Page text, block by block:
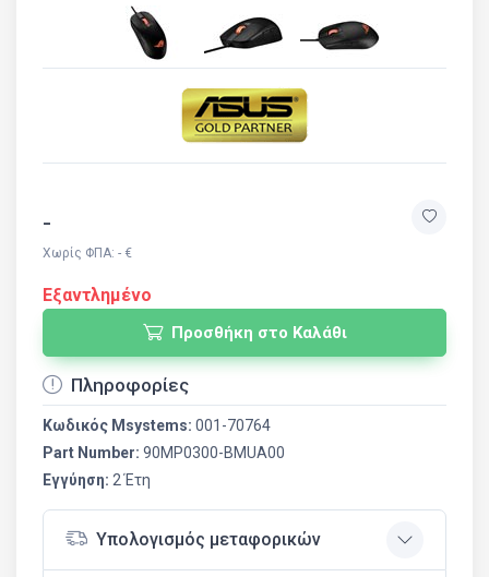
-
Χωρίς ΦΠΑ: - €
Εξαντλημένο
Προσθήκη στο Καλάθι
Πληροφορίες
Κωδικός Msystems: 001-70764
Part Number: 90MP0300-BMUA00
Εγγύηση: 2 Έτη
Υπολογισμός μεταφορικών